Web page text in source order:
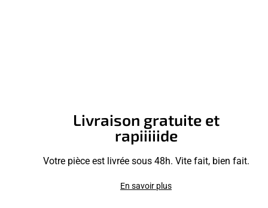
Livraison gratuite et
rapiiiiide
Votre pièce est livrée sous 48h. Vite fait, bien fait.
En savoir plus